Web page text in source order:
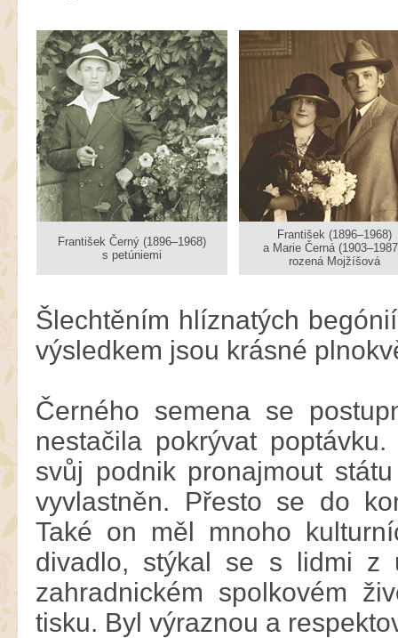
František Černý (1896–1968)
s petúniemi
František (1896–1968)
a Marie Černá
rozená Mojžíšová
Šlechtěním hlíznatých
výsledkem jsou krásné
Černého semena se
nestačila pokrývat
svůj podnik pronajmout
vyvlastněn. Přesto se do
Také on měl mnoho
divadlo, stýkal se s lidmi z
zahradnickém spolkovém
tisku. Byl výraznou a